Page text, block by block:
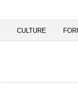
CULTURE